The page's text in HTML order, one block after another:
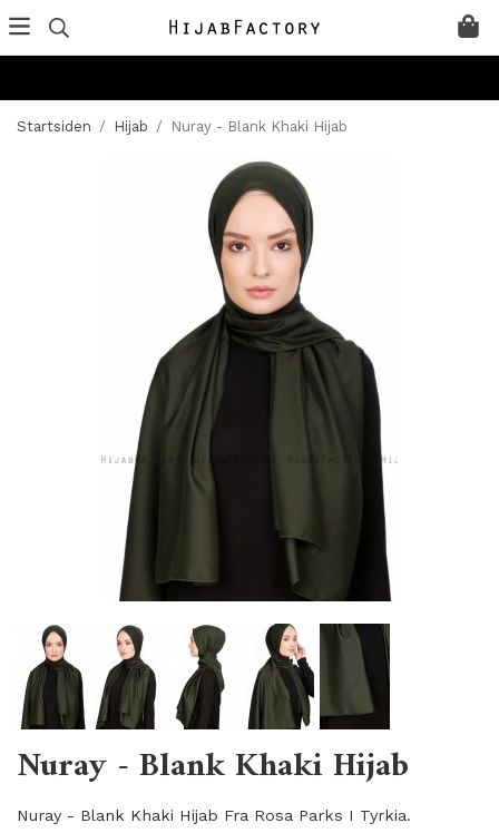
Startsiden / Hijab / Nuray - Blank Khaki Hijab
Nuray - Blank Khaki Hijab
Nuray - Blank Khaki Hijab Fra Rosa Parks I Tyrkia.